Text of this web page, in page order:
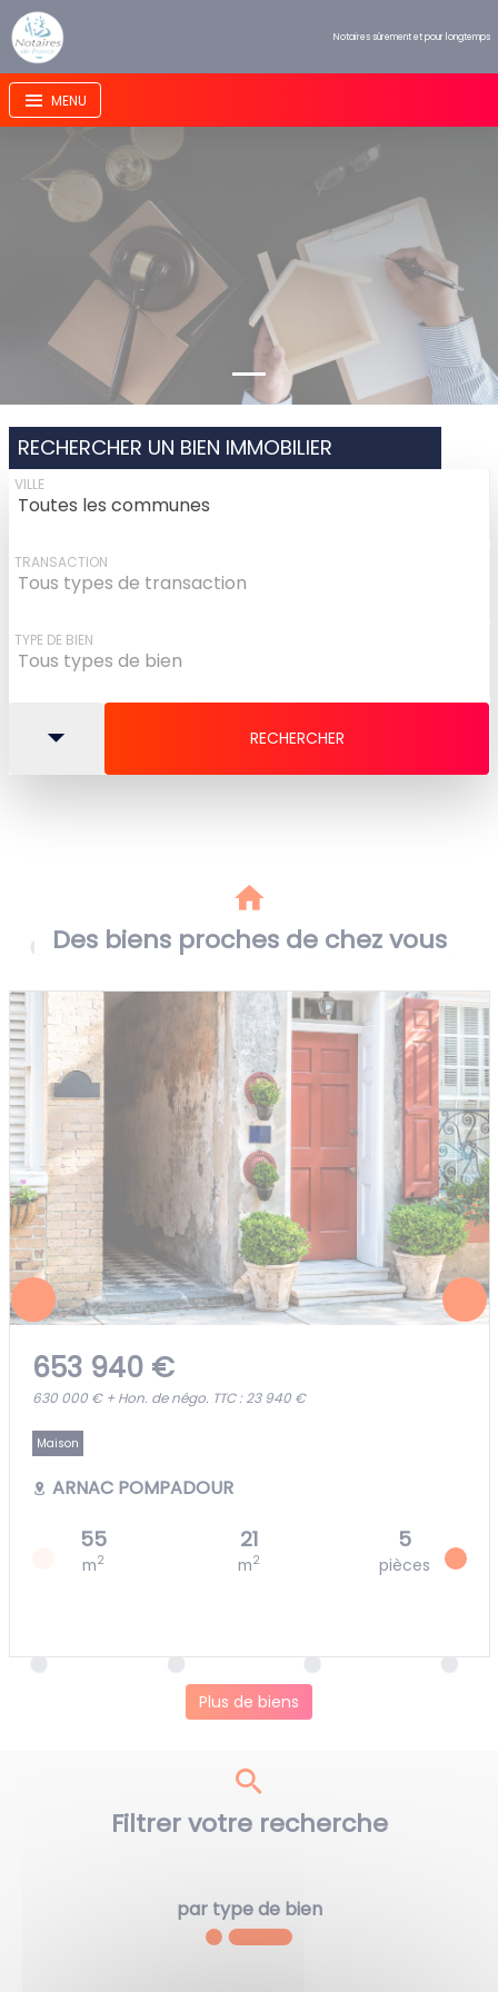
Notaires sûrement et pour longtemps
RECHERCHER UN BIEN IMMOBILIER
VILLE
Toutes les communes
TRANSACTION
Tous types de transaction
TYPE DE BIEN
Tous types de bien
Des biens proches de chez vous
653 940 €
630 000 € + Hon. de négo. TTC : 23 940 €
Maison
ARNAC POMPADOUR
55
m2
21
m2
5
pièces
Plus de biens
Filtrer votre recherche
par type de bien
Panneau de gestion des cookies